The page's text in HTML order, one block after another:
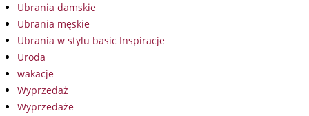
Ubrania damskie
Ubrania męskie
Ubrania w stylu basic Inspiracje
Uroda
wakacje
Wyprzedaż
Wyprzedaże